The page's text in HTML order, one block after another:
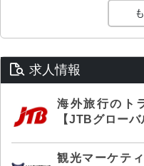
求人情報
海外旅行のト
【JTBグローバ
観光マーケテ